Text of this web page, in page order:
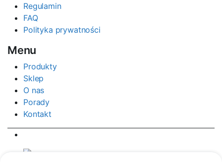
Regulamin
FAQ
Polityka prywatności
Menu
Produkty
Sklep
O nas
Porady
Kontakt